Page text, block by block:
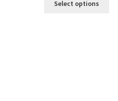
Select options